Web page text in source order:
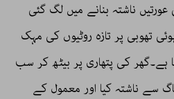
ناشتہ بنانے میں لگ گئی
تھوبی پر تازہ روٹیوں کی مہک
ہے۔گھر کی پتھاری پر بیٹھ کر سب
سے ناشتہ کیا اور معمول کے